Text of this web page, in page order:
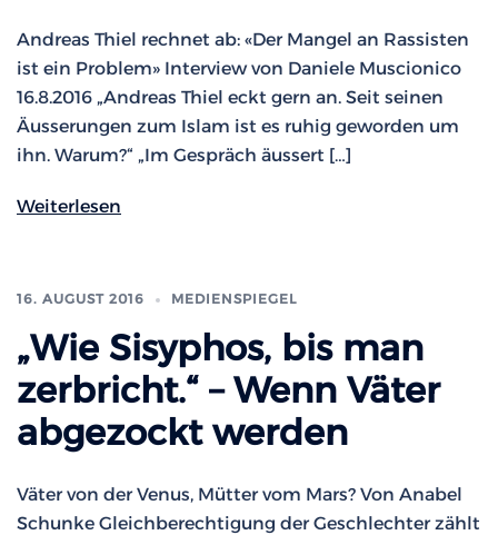
Andreas Thiel rechnet ab: «Der Mangel an Rassisten
ist ein Problem» Interview von Daniele Muscionico
16.8.2016 „Andreas Thiel eckt gern an. Seit seinen
Äusserungen zum Islam ist es ruhig geworden um
ihn. Warum?“ „Im Gespräch äussert […]
Weiterlesen
16. AUGUST 2016 MEDIENSPIEGEL
„Wie Sisyphos, bis man
zerbricht.“ – Wenn Väter
abgezockt werden
Väter von der Venus, Mütter vom Mars? Von Anabel
Schunke Gleichberechtigung der Geschlechter zählt